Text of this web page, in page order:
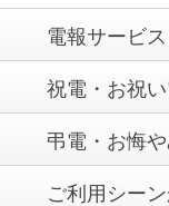
電報サービ
祝電・お祝
弔電・お悔
ご利用シー